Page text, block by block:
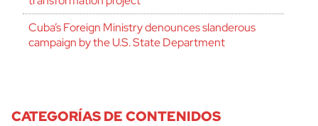
Cuba’s Foreign Ministry denounces slanderous
campaign by the U.S. State Department
CATEGORÍAS DE CONTENIDOS